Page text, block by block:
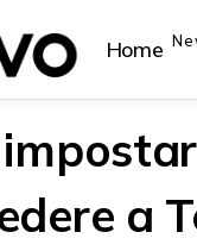
Home
a